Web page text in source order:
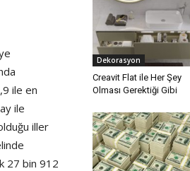
ile en
ile
iller
27 bin 912
Dekorasyon
Creavit Flat ile Her Şey
Olması Gerektiği Gibi